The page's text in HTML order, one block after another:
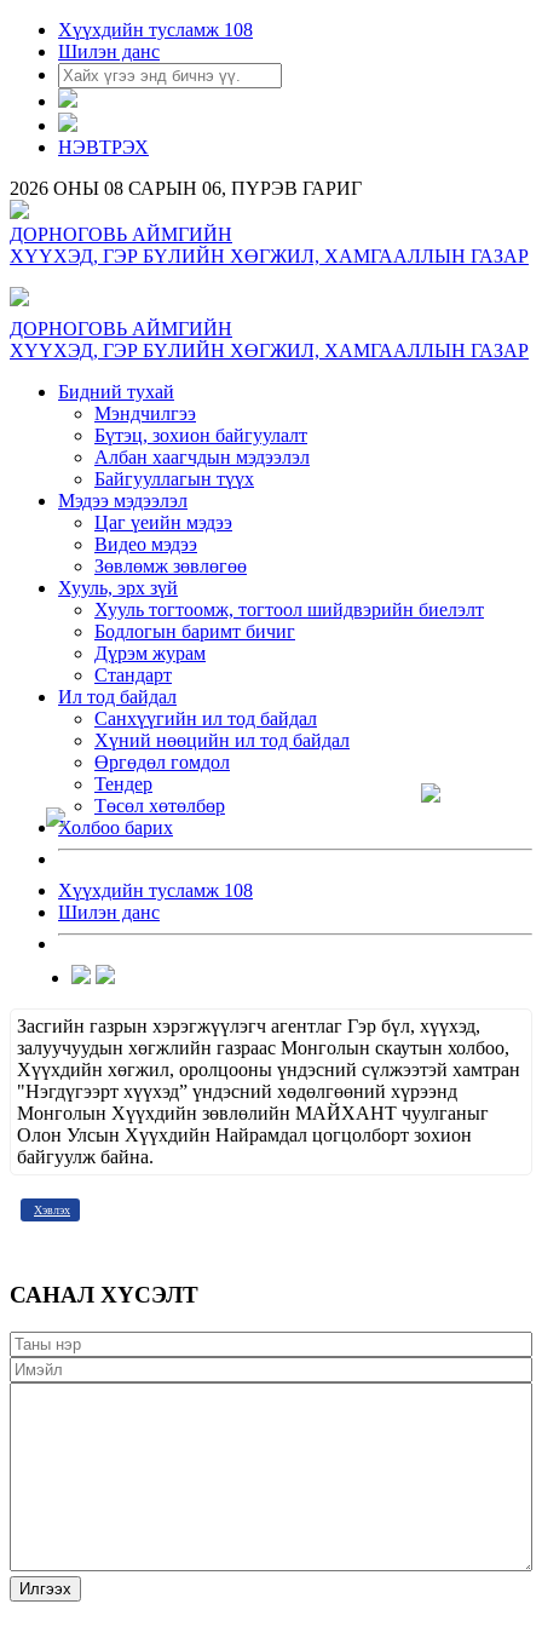
Хүүхдийн тусламж 108
Шилэн данс
НЭВТРЭХ
2026 ОНЫ 08 САРЫН 06, ПҮРЭВ ГАРИГ
ДОРНОГОВЬ АЙМГИЙН
ХҮҮХЭД, ГЭР БҮЛИЙН ХӨГЖИЛ, ХАМГААЛЛЫН ГАЗАР
ДОРНОГОВЬ АЙМГИЙН
ХҮҮХЭД, ГЭР БҮЛИЙН ХӨГЖИЛ, ХАМГААЛЛЫН ГАЗАР
Бидний тухай
Мэндчилгээ
Бүтэц, зохион байгуулалт
Албан хаагчдын мэдээлэл
Байгууллагын түүх
Мэдээ мэдээлэл
Цаг үеийн мэдээ
Видео мэдээ
Зөвлөмж зөвлөгөө
Хууль, эрх зүй
Хууль тогтоомж, тогтоол шийдвэрийн биелэлт
Бодлогын баримт бичиг
Дүрэм журам
Стандарт
Ил тод байдал
Санхүүгийн ил тод байдал
Хүний нөөцийн ил тод байдал
Өргөдөл гомдол
Тендер
Төсөл хөтөлбөр
Холбоо барих
Хүүхдийн тусламж 108
Шилэн данс
Засгийн газрын хэрэгжүүлэгч агентлаг Гэр бүл, хүүхэд,
залуучуудын хөгжлийн газраас Монголын скаутын холбоо,
Хүүхдийн хөгжил, оролцооны үндэсний сүлжээтэй хамтран
"Нэгдүгээрт хүүхэд” үндэсний хөдөлгөөний хүрээнд
Монголын Хүүхдийн зөвлөлийн МАЙХАНТ чуулганыг
Олон Улсын Хүүхдийн Найрамдал цогцолборт зохион
байгуулж байна.
Хэвлэх
САНАЛ ХҮСЭЛТ